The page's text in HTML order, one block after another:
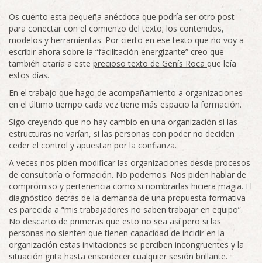
Os cuento esta pequeña anécdota que podría ser otro post
para conectar con el comienzo del texto; los contenidos,
modelos y herramientas. Por cierto en ese texto que no voy a
escribir ahora sobre la “facilitación energizante” creo que
también citaría a este precioso texto de Genís Roca que leía
estos días.
En el trabajo que hago de acompañamiento a organizaciones
en el último tiempo cada vez tiene más espacio la formación.
Sigo creyendo que no hay cambio en una organización si las
estructuras no varían, si las personas con poder no deciden
ceder el control y apuestan por la confianza.
A veces nos piden modificar las organizaciones desde procesos
de consultoría o formación. No podemos. Nos piden hablar de
compromiso y pertenencia como si nombrarlas hiciera magia. El
diagnóstico detrás de la demanda de una propuesta formativa
es parecida a “mis trabajadores no saben trabajar en equipo”.
No descarto de primeras que esto no sea así pero si las
personas no sienten que tienen capacidad de incidir en la
organización estas invitaciones se perciben incongruentes y la
situación grita hasta ensordecer cualquier sesión brillante.